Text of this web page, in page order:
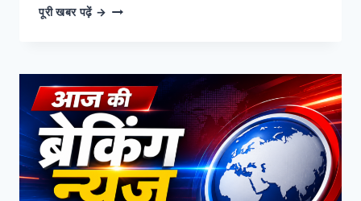
पूरी खबर पढ़ें → आज
ख़बर
–
TAX
POLICY
LIVE
UPDATES
सरकार
का